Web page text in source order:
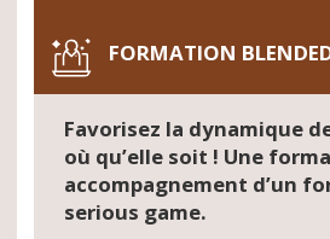
FORMATION
Favorisez la dynamique
où qu’elle soit ! Une
accompagnement d’un
serious game.